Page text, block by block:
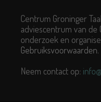
Centrum Groninger
adviescentrum van de
onderzoek en
Gebruiksvoorwaarden.
Neem contact op: